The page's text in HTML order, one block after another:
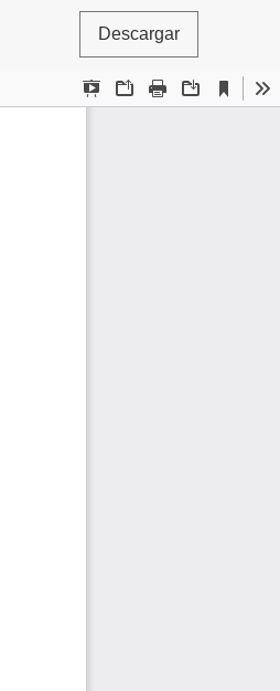
Descargar